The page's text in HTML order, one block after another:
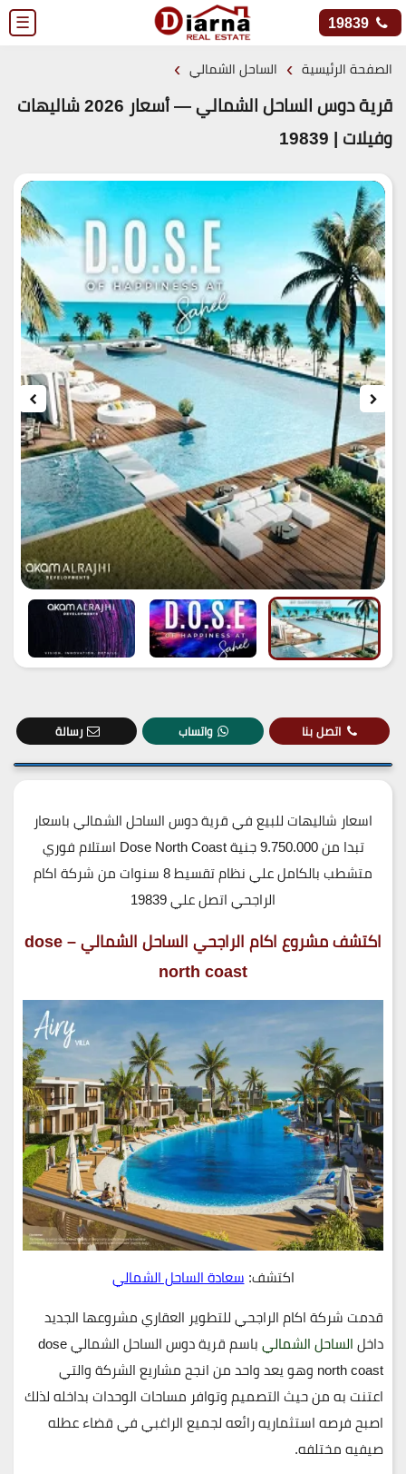
☰ 19839
الصفحة الرئيسية › الساحل الشمالي ›
قرية دوس الساحل الشمالي — أسعار 2026 شاليهات
وفيلات | 19839
اتصل بنا واتساب رسالة
اسعار شاليهات للبيع في قرية دوس الساحل الشمالي باسعار
تبدا من 9.750.000 جنية Dose North Coast استلام فوري
متشطب بالكامل علي نظام تقسيط 8 سنوات من شركة اكام
الراجحي اتصل علي 19839
اكتشف مشروع اكام الراجحي الساحل الشمالي –dose
north coast
اكتشف:سعادة الساحل الشمالي
قدمت شركة اكام الراجحي للتطوير العقاري مشروعها الجديد
داخلالساحل الشمالي
باسم قرية دوس الساحل الشمالي dose
north coast وهو يعد واحد من انجح مشاريع الشركة والتي
اعتنت به من حيث التصميم وتوافر مساحات الوحدات بداخله لذلك
اصبح فرصه استثماريه رائعه لجميع الراغبي في قضاء عطله
صيفيه مختلفه.